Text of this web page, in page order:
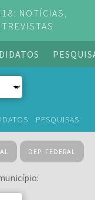
NOTÍCIAS,
PESQUISAS
DEP. FEDERAL